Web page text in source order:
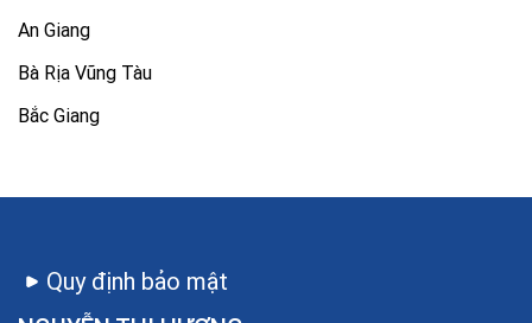
An Giang
Bà Rịa Vũng Tàu
Bắc Giang
Quy định bảo mật